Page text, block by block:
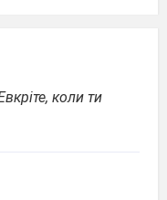
коли ти